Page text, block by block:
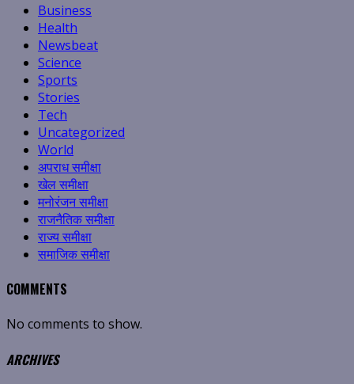
Business
Health
Newsbeat
Science
Sports
Stories
Tech
Uncategorized
World
अपराध समीक्षा
खेल समीक्षा
मनोरंजन समीक्षा
राजनैतिक समीक्षा
राज्य समीक्षा
समाजिक समीक्षा
COMMENTS
No comments to show.
ARCHIVES